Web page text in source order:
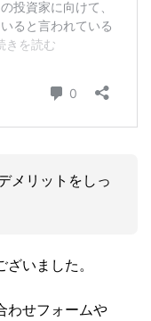
メリットをしっ
いました。
わせフォームや